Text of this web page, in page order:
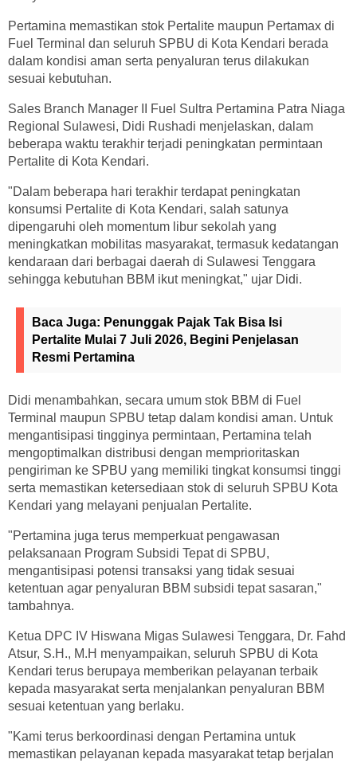
Pertamina memastikan stok Pertalite maupun Pertamax di
Fuel Terminal dan seluruh SPBU di Kota Kendari berada
dalam kondisi aman serta penyaluran terus dilakukan
sesuai kebutuhan.
Sales Branch Manager II Fuel Sultra Pertamina Patra Niaga
Regional Sulawesi, Didi Rushadi menjelaskan, dalam
beberapa waktu terakhir terjadi peningkatan permintaan
Pertalite di Kota Kendari.
"Dalam beberapa hari terakhir terdapat peningkatan
konsumsi Pertalite di Kota Kendari, salah satunya
dipengaruhi oleh momentum libur sekolah yang
meningkatkan mobilitas masyarakat, termasuk kedatangan
kendaraan dari berbagai daerah di Sulawesi Tenggara
sehingga kebutuhan BBM ikut meningkat," ujar Didi.
Baca Juga: Penunggak Pajak Tak Bisa Isi
Pertalite Mulai 7 Juli 2026, Begini Penjelasan
Resmi Pertamina
Didi menambahkan, secara umum stok BBM di Fuel
Terminal maupun SPBU tetap dalam kondisi aman. Untuk
mengantisipasi tingginya permintaan, Pertamina telah
mengoptimalkan distribusi dengan memprioritaskan
pengiriman ke SPBU yang memiliki tingkat konsumsi tinggi
serta memastikan ketersediaan stok di seluruh SPBU Kota
Kendari yang melayani penjualan Pertalite.
"Pertamina juga terus memperkuat pengawasan
pelaksanaan Program Subsidi Tepat di SPBU,
mengantisipasi potensi transaksi yang tidak sesuai
ketentuan agar penyaluran BBM subsidi tepat sasaran,"
tambahnya.
Ketua DPC IV Hiswana Migas Sulawesi Tenggara, Dr. Fahd
Atsur, S.H., M.H menyampaikan, seluruh SPBU di Kota
Kendari terus berupaya memberikan pelayanan terbaik
kepada masyarakat serta menjalankan penyaluran BBM
sesuai ketentuan yang berlaku.
"Kami terus berkoordinasi dengan Pertamina untuk
memastikan pelayanan kepada masyarakat tetap berjalan